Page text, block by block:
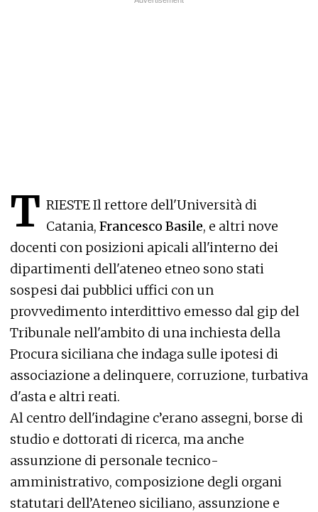
T RIESTE Il rettore dell'Università di
Catania, Francesco Basile, e altri nove
docenti con posizioni apicali all'interno dei
dipartimenti dell'ateneo etneo sono stati
sospesi dai pubblici uffici con un
provvedimento interdittivo emesso dal gip del
Tribunale nell'ambito di una inchiesta della
Procura siciliana che indaga sulle ipotesi di
associazione a delinquere, corruzione, turbativa
d'asta e altri reati.
Al centro dell'indagine c’erano assegni, borse di
studio e dottorati di ricerca, ma anche
assunzione di personale tecnico-
amministrativo, composizione degli organi
statutari dell’Ateneo siciliano, assunzione e